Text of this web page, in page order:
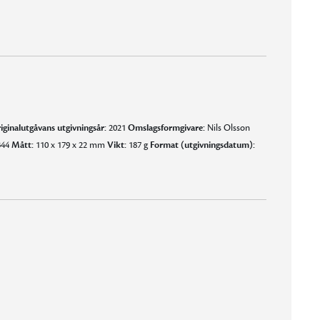
utgivningsår:2021 Omslagsformgivare:Nils Olsson
Mått:110 x 179 x 22 mmVikt:187 g Format (utgivningsdatum):